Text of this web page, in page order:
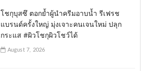
โชกุบุสซึ ตอกย้ำผู้นำครีมอาบน้ำ รีเฟรช
แบรนด์ครั้งใหญ่ มุ่งเจาะคนเจนใหม่ ปลุก
กระแส #ผิวโชกุผิวโชว์ได้
August 7, 2026